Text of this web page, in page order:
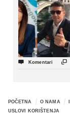
 Komentari 
POČETNA O NAMA
USLOVI KORIŠTENJA